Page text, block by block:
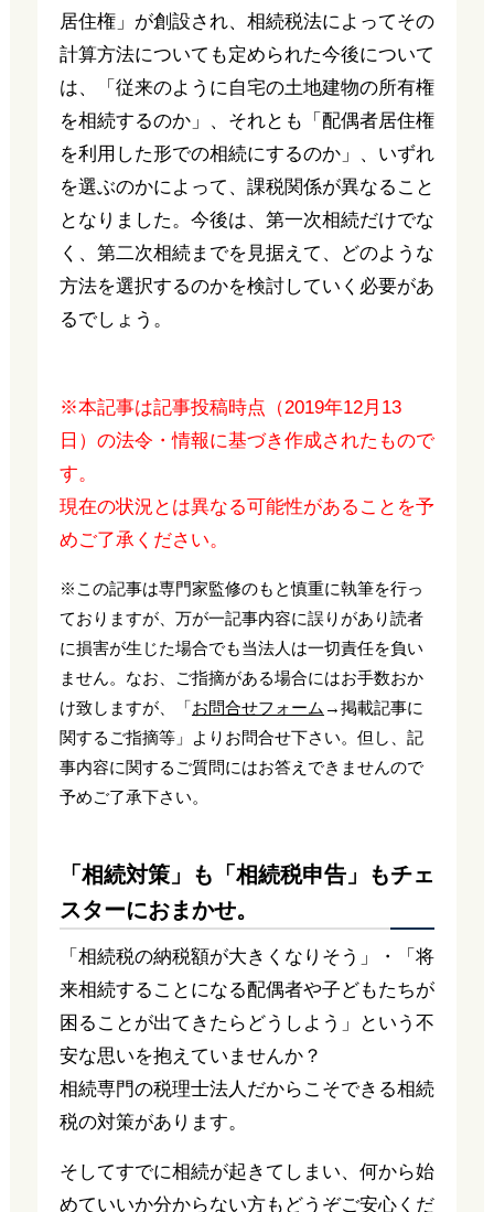
居住権」が創設され、相続税法によってその
計算方法についても定められた今後について
は、「従来のように自宅の土地建物の所有権
を相続するのか」、それとも「配偶者居住権
を利用した形での相続にするのか」、いずれ
を選ぶのかによって、課税関係が異なること
となりました。今後は、第一次相続だけでな
く、第二次相続までを見据えて、どのような
方法を選択するのかを検討していく必要があ
るでしょう。
※本記事は記事投稿時点（2019年12月13
日）の法令・情報に基づき作成されたもので
す。
現在の状況とは異なる可能性があることを予
めご了承ください。
※この記事は専門家監修のもと慎重に執筆を行っ
ておりますが、万が一記事内容に誤りがあり読者
に損害が生じた場合でも当法人は一切責任を負い
ません。なお、ご指摘がある場合にはお手数おか
け致しますが、「お問合せフォーム →掲載記事に
関するご指摘等」よりお問合せ下さい。但し、記
事内容に関するご質問にはお答えできませんので
予めご了承下さい。
「相続対策」も「相続税申告」もチェ
スターにおまかせ。
「相続税の納税額が大きくなりそう」・「将
来相続することになる配偶者や子どもたちが
困ることが出てきたらどうしよう」という不
安な思いを抱えていませんか？
相続専門の税理士法人だからこそできる相続
税の対策があります。
そしてすでに相続が起きてしまい、何から始
めていいか分からない方もどうぞご安心くだ